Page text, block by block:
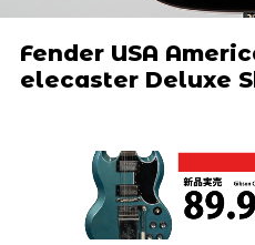
Fender USA
elecaster Deluxe